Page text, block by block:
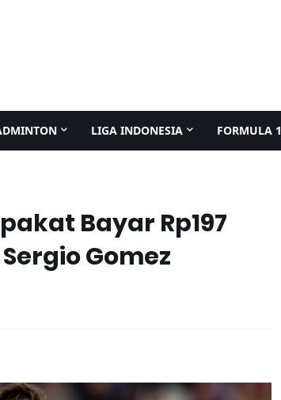
LIGA INDONESIA FORMULA 1
Bayar Rp197
Gomez